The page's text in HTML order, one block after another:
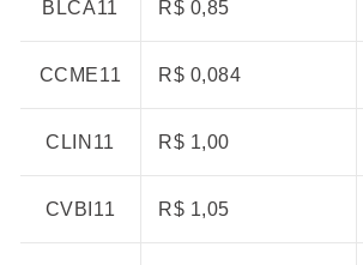
BLCA11 R$ 0,85
CCME11 R$ 0,084
CLIN11 R$ 1,00
CVBI11 R$ 1,05